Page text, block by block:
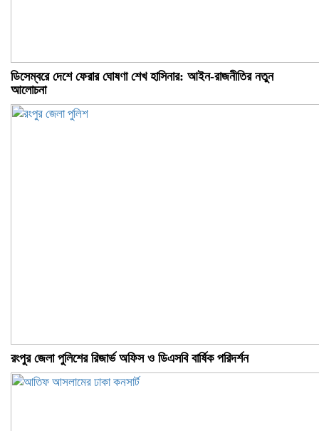
ডিসেম্বরে দেশে ফেরার ঘোষণা শেখ হাসিনার: আইন-রাজনীতির নতুন
আলোচনা
রংপুর জেলা পুলিশের রিজার্ভ অফিস ও ডিএসবি বার্ষিক পরিদর্শন